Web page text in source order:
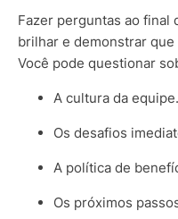
Fazer perguntas ao final
brilhar e demonstrar
Você pode questionar
A cultura da equipe.
Os desafios
A política de
Os próximos